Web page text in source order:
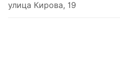
улица Кирова, 19